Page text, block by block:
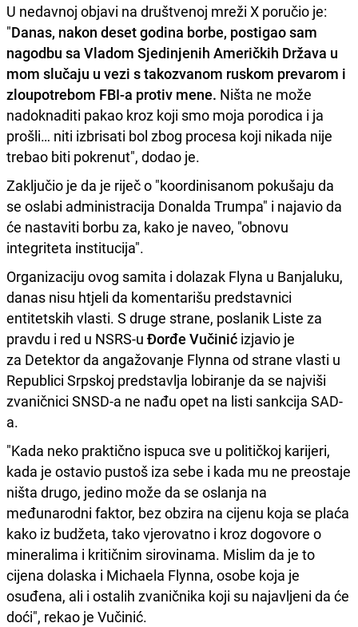
U nedavnoj objavi na društvenoj mreži X poručio je:
"Danas, nakon deset godina borbe, postigao sam
nagodbu sa Vladom Sjedinjenih Američkih Država u
mom slučaju u vezi s takozvanom ruskom prevarom i
zloupotrebom FBI-a protiv mene. Ništa ne može
nadoknaditi pakao kroz koji smo moja porodica i ja
prošli… niti izbrisati bol zbog procesa koji nikada nije
trebao biti pokrenut", dodao je.
Zaključio je da je riječ o "koordinisanom pokušaju da
se oslabi administracija Donalda Trumpa" i najavio da
će nastaviti borbu za, kako je naveo, "obnovu
integriteta institucija".
Organizaciju ovog samita i dolazak Flyna u Banjaluku,
danas nisu htjeli da komentarišu predstavnici
entitetskih vlasti. S druge strane, poslanik Liste za
pravdu i red u NSRS-u Đorđe Vučinić izjavio je
za Detektor da angažovanje Flynna od strane vlasti u
Republici Srpskoj predstavlja lobiranje da se najviši
zvaničnici SNSD-a ne nađu opet na listi sankcija SAD-
a.
"Kada neko praktično ispuca sve u političkoj karijeri,
kada je ostavio pustoš iza sebe i kada mu ne preostaje
ništa drugo, jedino može da se oslanja na
međunarodni faktor, bez obzira na cijenu koja se plaća
kako iz budžeta, tako vjerovatno i kroz dogovore o
mineralima i kritičnim sirovinama. Mislim da je to
cijena dolaska i Michaela Flynna, osobe koja je
osuđena, ali i ostalih zvaničnika koji su najavljeni da će
doći", rekao je Vučinić.